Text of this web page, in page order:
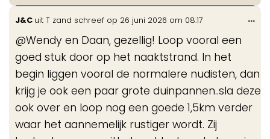
J&C uit T zand schreef op 26 juni 2026 om 08:17
@Wendy en Daan, gezellig! Loop vooral een
goed stuk door op het naaktstrand. In het
begin liggen vooral de normalere nudisten, dan
krijg je ook een paar grote duinpannen..sla deze
ook over en loop nog een goede 1,5km verder
waar het aannemelijk rustiger wordt. Zij
...